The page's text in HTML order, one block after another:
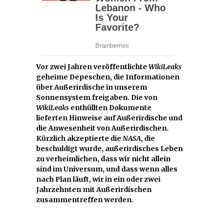
Vor zwei Jahren veröffentlichte WikiLeaks
geheime Depeschen, die Informationen
über Außerirdische in unserem
Sonnensystem freigaben. Die von
WikiLeaks enthüllten Dokumente
lieferten Hinweise auf Außerirdische und
die Anwesenheit von Außerirdischen.
Kürzlich akzeptierte die NASA, die
beschuldigt wurde, außerirdisches Leben
zu verheimlichen, dass wir nicht allein
sind im Universum, und dass wenn alles
nach Plan läuft, wir in ein oder zwei
Jahrzehnten mit Außerirdischen
zusammentreffen werden.